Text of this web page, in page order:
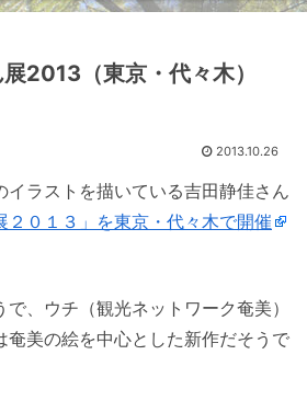
2013（東京・代々木）
2013.10.26
イラストを描いている吉田静佳さん
２０１３」を東京・代々木で開催
、ウチ（観光ネットワーク奄美）
奄美の絵を中心とした新作だそうで